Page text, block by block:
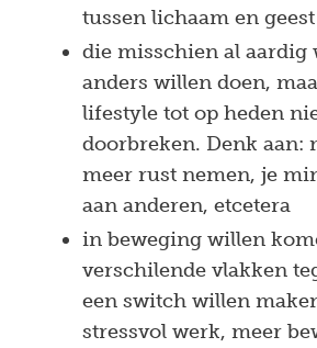
tussen lichaam en geest
die misschien al aardig
anders willen doen,
lifestyle tot op heden
doorbreken. Denk aan:
meer rust nemen, je
aan anderen, etcetera
in beweging willen
verschilende vlakken
een switch willen
stressvol werk, meer